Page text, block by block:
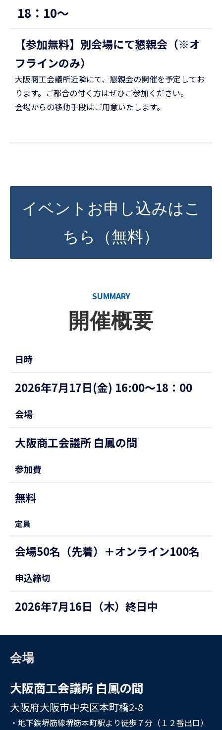
18：10〜
【参加無料】別会場にて懇親会（※オ
フラインのみ）
大阪商工会議所近隣にて、懇親会の開催を予定してお
ります。ご都合の付く方はぜひご参加ください。
会場からの移動手段はご用意いたします。
イベントお申し込みはこ
ちら（無料）
SUMMARY
開催概要
日時
2026年7月17日(金) 16:00～18：00
会場
大阪商工会議所 白鳳の間
参加費
無料
定員
会場50名（先着）＋オンライン100名
申込締切
2026年7月16日（木）終日中
会場
大阪商工会議所 白鳳の間
大阪府大阪市中央区本町橋2-8
・地下鉄堺筋線堺筋本町駅より徒歩７分（１２番出口）